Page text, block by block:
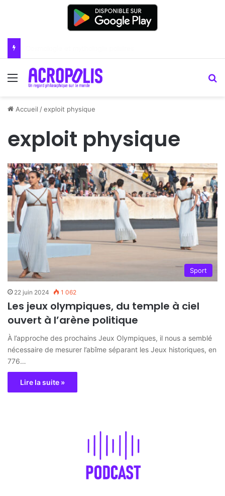
Menu
Accueil /exploit physique
exploit physique
Sport
22 juin 2024 1 062
Les jeux olympiques, du temple à ciel
ouvert à l’arène politique
À l’approche des prochains Jeux Olympiques, il nous a semblé
nécessaire de mesurer l’abîme séparant les Jeux historiques, en
776…
Lire la suite »